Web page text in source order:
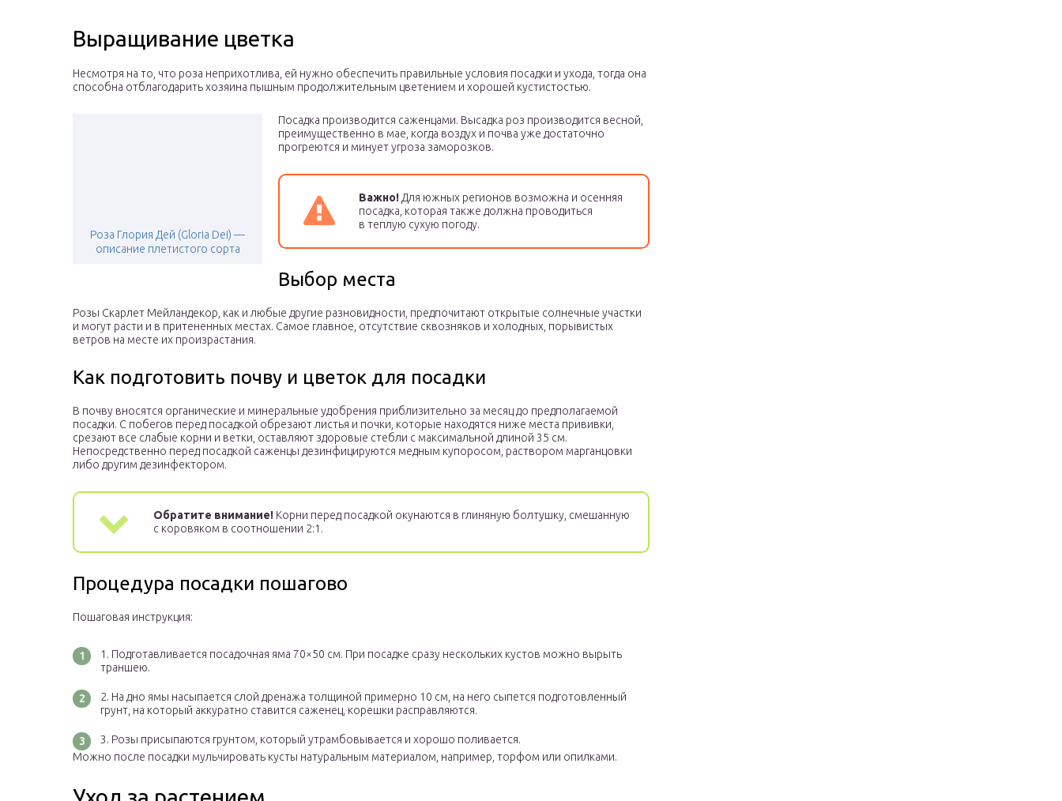
Выращивание цветка
Несмотря на то, что роза неприхотлива, ей нужно обеспечить правильные условия посадки и ухода, тогда она
способна отблагодарить хозяина пышным продолжительным цветением и хорошей кустистостью.
Роза Глория Дей (Gloria Dei) —
описание плетистого сорта
Посадка производится саженцами. Высадка роз производится весной,
преимущественно в мае, когда воздух и почва уже достаточно
прогреются и минует угроза заморозков.
Важно! Для южных регионов возможна и осенняя
посадка, которая также должна проводиться
в теплую сухую погоду.
Выбор места
Розы Скарлет Мейландекор, как и любые другие разновидности, предпочитают открытые солнечные участки
и могут расти и в притененных местах. Самое главное, отсутствие сквозняков и холодных, порывистых
ветров на месте их произрастания.
Как подготовить почву и цветок для посадки
В почву вносятся органические и минеральные удобрения приблизительно за месяц до предполагаемой
посадки. С побегов перед посадкой обрезают листья и почки, которые находятся ниже места прививки,
срезают все слабые корни и ветки, оставляют здоровые стебли с максимальной длиной 35 см.
Непосредственно перед посадкой саженцы дезинфицируются медным купоросом, раствором марганцовки
либо другим дезинфектором.
Обратите внимание! Корни перед посадкой окунаются в глиняную болтушку, смешанную
с коровяком в соотношении 2:1.
Процедура посадки пошагово
Пошаговая инструкция:
Подготавливается посадочная яма 70×50 см. При посадке сразу нескольких кустов можно вырыть
траншею.
На дно ямы насыпается слой дренажа толщиной примерно 10 см, на него сыпется подготовленный
грунт, на который аккуратно ставится саженец, корешки расправляются.
Розы присыпаются грунтом, который утрамбовывается и хорошо поливается.
Можно после посадки мульчировать кусты натуральным материалом, например, торфом или опилками.